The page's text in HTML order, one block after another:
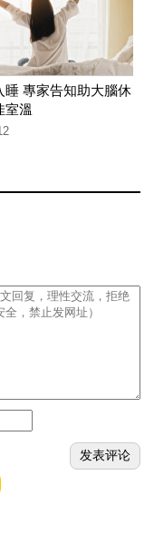
睡 專家告知助大腦休
室溫